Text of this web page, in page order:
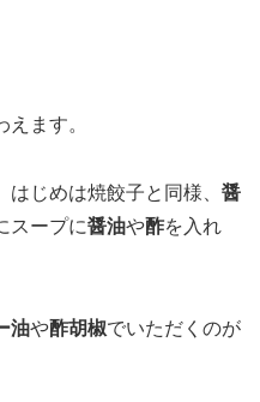
ます。
じめは焼餃子と同様、 醤
スープに醤油や酢を入れ
油や酢胡椒でいただくのが